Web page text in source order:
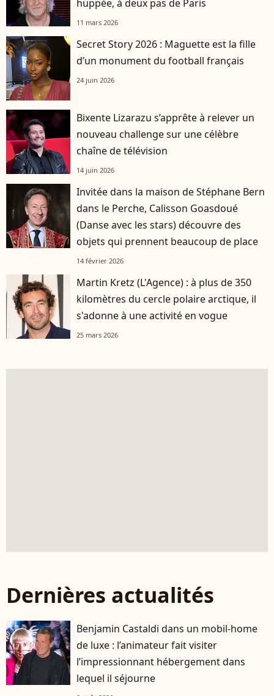
huppée, à deux pas de Paris
11 mars 2026
Secret Story 2026 : Maguette est la fille
d’un monument du football français
24 juin 2026
Bixente Lizarazu s’apprête à relever un
nouveau challenge sur une célèbre
chaîne de télévision
14 juin 2026
Invitée dans la maison de Stéphane Bern
dans le Perche, Calisson Goasdoué
(Danse avec les stars) découvre des
objets qui prennent beaucoup de place
14 février 2026
Martin Kretz (L'Agence) : à plus de 350
kilomètres du cercle polaire arctique, il
s'adonne à une activité en vogue
25 mars 2026
Dernières actualités
Benjamin Castaldi dans un mobil-home
de luxe : l’animateur fait visiter
l’impressionnant hébergement dans
lequel il séjourne